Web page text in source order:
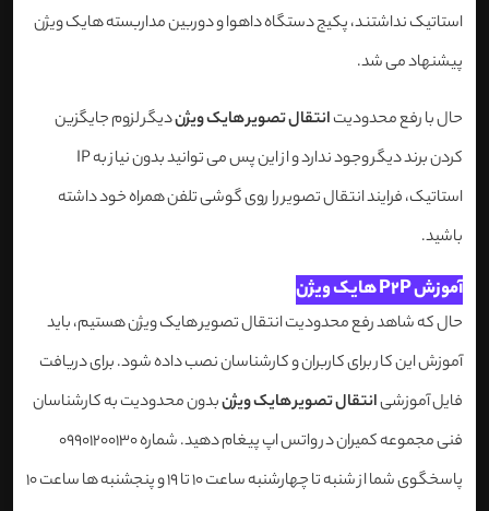
استاتیک نداشتند، پکیج دستگاه داهوا و دوربین مداربسته هایک ویژن
پیشنهاد می شد.
حال با رفع محدودیتانتقال تصویر هایک ویژندیگر لزوم جایگزین
کردن برند دیگر وجود ندارد و از این پس می توانید بدون نیاز به IP
استاتیک، فرایند انتقال تصویر را روی گوشی تلفن همراه خود داشته
باشید.
آموزش P2P هایک ویژن
حال که شاهد رفع محدودیت انتقال تصویر هایک ویژن هستیم، باید
آموزش این کار برای کاربران و کارشناسان نصب داده شود. برای دریافت
فایل آموزشیانتقال تصویر هایک ویژنبدون محدودیت به کارشناسان
فنی مجموعه کمیران در واتس اپ پیغام دهید. شماره 09901200130
پاسخگوی شما از شنبه تا چهارشنبه ساعت 10 تا 19 و پنجشنبه ها ساعت 10